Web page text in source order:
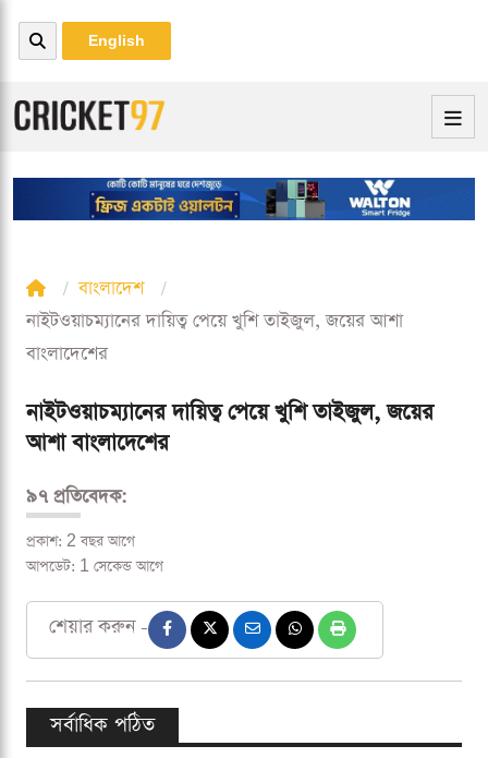
English
বাংলাদেশ
নাইটওয়াচম্যানের দায়িত্ব পেয়ে খুশি তাইজুল, জয়ের আশা
বাংলাদেশের
নাইটওয়াচম্যানের দায়িত্ব পেয়ে খুশি তাইজুল, জয়ের
আশা বাংলাদেশের
৯৭ প্রতিবেদক:
প্রকাশ: 2 বছর আগে
আপডেট: 1 সেকেন্ড আগে
শেয়ার করুন -
সর্বাধিক পঠিত